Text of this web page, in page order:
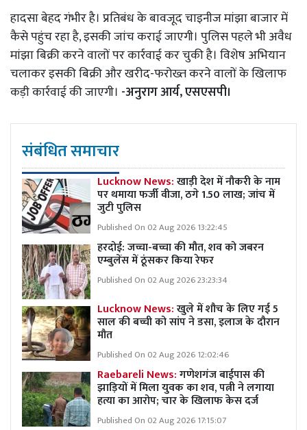
हादसा बेहद गंभीर है। प्रतिबंध के बावजूद चाइनीज मांझा बाजार में
कैसे पहुंच रहा है, इसकी जांच कराई जाएगी। पुलिस पहले भी अवैध
मांझा बिक्री करने वालों पर कार्रवाई कर चुकी है। विशेष अभियान
चलाकर इसकी बिक्री और खरीद-फरोख्त करने वालों के खिलाफ
कड़ी कार्रवाई की जाएगी। -अनुराग आर्य, एसएसपी।
संबंधित समाचार
Lucknow News:खाड़ी देश में नौकरी के नाम
पर थमाया फर्जी वीजा, ठगे 1.50 लाख; जांच में
जुटी पुलिस
Published On 02 Aug 2026 13:22:45
हरदोई: जच्चा-बच्चा की मौत, शव को जबरन
एम्बुलेंस में ठूंसकर किया रेफर
Published On 02 Aug 2026 23:23:34
Lucknow News:खुले में शौच के लिए गई 5
साल की बच्ची को सांप ने डसा, इलाज के दौरान
मौत
Published On 02 Aug 2026 12:02:46
Raebareli News:गणेशगंज बाईपास की
झाड़ियों में मिला युवक का शव, पत्नी ने लगाया
हत्या का आरोप; चार के खिलाफ केस दर्ज
Published On 02 Aug 2026 17:15:07